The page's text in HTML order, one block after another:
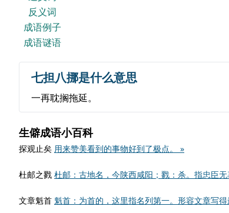
反义词
成语例子
成语谜语
七担八挪是什么意思
一再耽搁拖延。
生僻成语小百科
探观止矣 用来赞美看到的事物好到了极点。 »
杜邮之戮 杜邮：古地名，今陕西咸阳；戮：杀。指忠臣
文章魁首 魁首：为首的，这里指名列第一。形容文章写